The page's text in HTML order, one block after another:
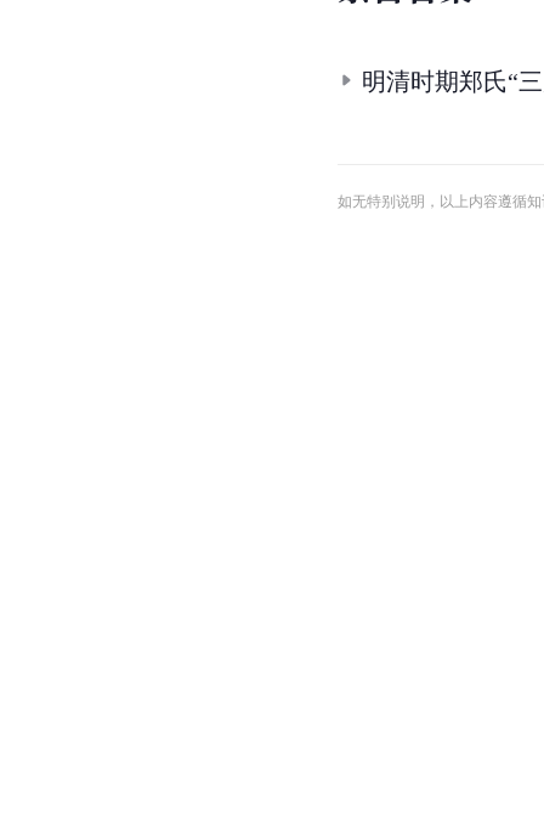
明清时期郑氏“
如无特别说明，以上内容遵循